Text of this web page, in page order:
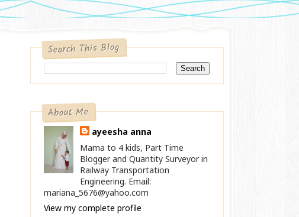
Search This Blog
About Me
ayeesha anna
Mama to 4 kids, Part Time
Blogger and Quantity Surveyor in
Railway Transportation
Engineering. Email:
mariana_5676@yahoo.com
View my complete profile